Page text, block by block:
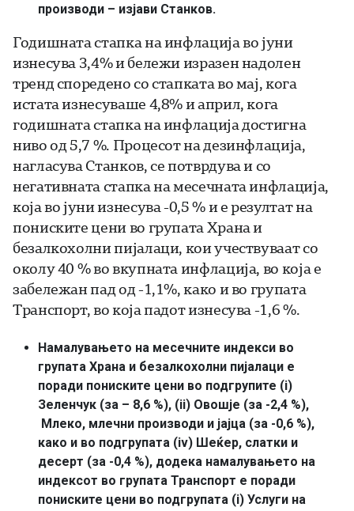
производи – изјави Станков.
Годишната стапка на инфлација во јуни
изнесува 3,4% и бележи изразен надолен
тренд споредено со стапката во мај, кога
истата изнесуваше 4,8% и април, кога
годишната стапка на инфлација достигна
ниво од 5,7 %. Процесот на дезинфлација,
нагласува Станков, се потврдува и со
негативната стапка на месечната инфлација,
која во јуни изнесува -0,5 % и е резултат на
пониските цени во групата Храна и
безалкохолни пијалаци, кои учествуваат со
околу 40 % во вкупната инфлација, во која е
забележан пад од -1,1%, како и во групата
Транспорт, во која падот изнесува -1,6 %.
Намалувањето на месечните индекси во
групата Храна и безалкохолни пијалаци е
поради пониските цени во подгрупите (i)
Зеленчук (за – 8,6 %), (ii) Овошје (за -2,4 %),
Млеко, млечни производи и јајца (за -0,6 %),
како и во подгрупата (iv) Шеќер, слатки и
десерт (за -0,4 %), додека намалувањето на
индексот во групата Транспорт е поради
пониските цени во подгрупата (i) Услуги на